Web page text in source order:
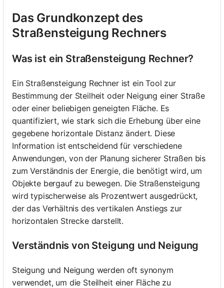
Das Grundkonzept des
Straßensteigung Rechners
Was ist ein Straßensteigung Rechner?
Ein Straßensteigung Rechner ist ein Tool zur
Bestimmung der Steilheit oder Neigung einer Straße
oder einer beliebigen geneigten Fläche. Es
quantifiziert, wie stark sich die Erhebung über eine
gegebene horizontale Distanz ändert. Diese
Information ist entscheidend für verschiedene
Anwendungen, von der Planung sicherer Straßen bis
zum Verständnis der Energie, die benötigt wird, um
Objekte bergauf zu bewegen. Die Straßensteigung
wird typischerweise als Prozentwert ausgedrückt,
der das Verhältnis des vertikalen Anstiegs zur
horizontalen Strecke darstellt.
Verständnis von Steigung und Neigung
Steigung und Neigung werden oft synonym
verwendet, um die Steilheit einer Fläche zu